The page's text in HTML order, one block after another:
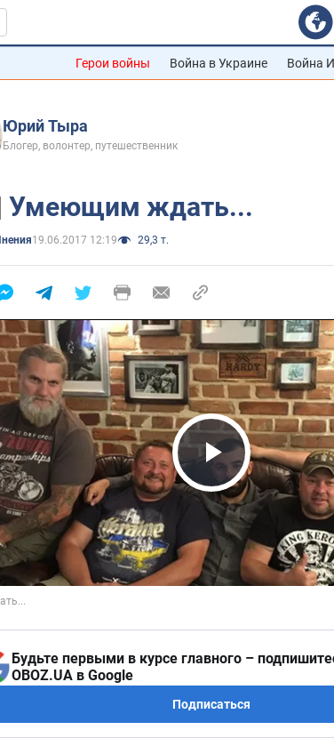
Герои войны Война в Украине Война
Юрий Тыра
Блогер, волонтер, путешественник
Умеющим ждать...
19.06.2017 12:19 29,3 т.
Play
Будьте первыми в курсе главного –
OBOZ.UA в Google
Подписаться